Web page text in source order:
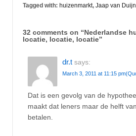
Tagged with: huizenmarkt, Jaap van Duijn
32 comments on “Nederlandse
locatie, locatie, locatie”
dr.t says:
March 3, 2011 at 11:15 pm
Dat is een gevolg van de
maakt dat leners maar de helft
betalen.